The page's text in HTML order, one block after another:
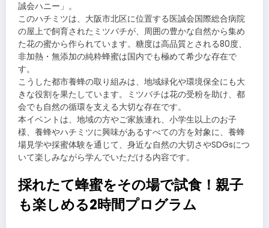
誠会ハニー」。
このハチミツは、大阪市北区に位置する医誠会国際総合病院
の屋上で飼育されたミツバチが、周囲の豊かな自然から集め
た花の蜜から作られています。糖度は高品質とされる80度、
非加熱・無添加の純粋蜂蜜は国内でも極めて希少な存在で
す。
こうした都市養蜂の取り組みは、地域緑化や環境保全にも大
きな役割を果たしています。ミツバチは花の受粉を助け、都
会でも自然の循環を支える大切な存在です。
本イベントは、地域の方やご家族連れ、小学生以上のお子
様、養蜂やハチミツに興味があるすべての方を対象に、養蜂
場見学や採蜜体験を通じて、身近な自然の大切さやSDGsにつ
いて楽しみながら学んでいただける内容です。
採れたて蜂蜜をその場で試食！親子
も楽しめる2時間プログラム